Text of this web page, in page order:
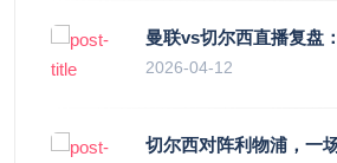
2026-04-12